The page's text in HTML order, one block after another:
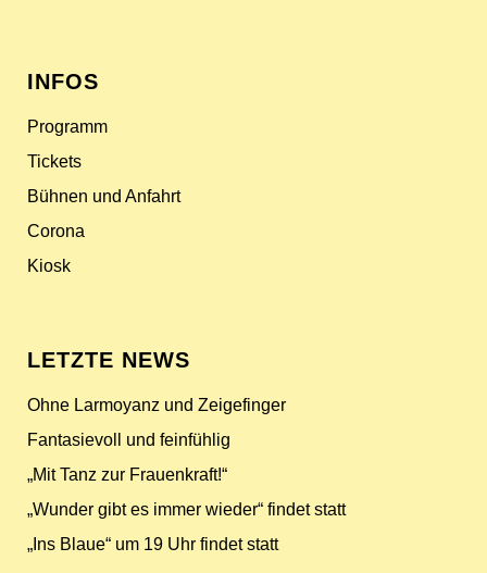
INFOS
Programm
Tickets
Bühnen und Anfahrt
Corona
Kiosk
LETZTE NEWS
Ohne Larmoyanz und Zeigefinger
Fantasievoll und feinfühlig
„Mit Tanz zur Frauenkraft!“
„Wunder gibt es immer wieder“ findet statt
„Ins Blaue“ um 19 Uhr findet statt